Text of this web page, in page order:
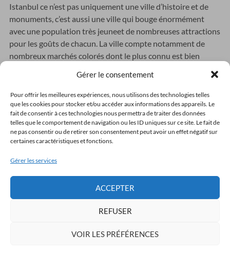
Gérer le consentement
Pour offrir les meilleures expériences, nous utilisons des technologies telles
que les cookies pour stocker et/ou accéder aux informations des appareils. Le
fait de consentir à ces technologies nous permettra de traiter des données
telles que le comportement de navigation ou les ID uniques sur ce site. Le fait de
ne pas consentir ou de retirer son consentement peut avoir un effet négatif sur
certaines caractéristiques et fonctions.
Gérer les services
ACCEPTER
REFUSER
VOIR LES PRÉFÉRENCES
Istanbul ce n’est pas uniquement une ville d’histoire et de
monuments, c’est aussi une ville qui bouge énormément
avec une population très jeuneet de nombreuses attractions
pour les goûts de chacun. La ville compte notamment de
nombreux marchés colorés dont le plus connu est bien
monde datant du XV° siècle. Plus de 4000 boutiques à votre
disposition distillant tous les charmes de l’Orient. Pour les
accros du shopping, vous pourrez également vous faire
tailler une veste en cuir sur mesure à prix défiant toute
concurrence.
croisière sur le
asiatiques.
Découvrez le temps d’un week-end cette ville bouillonnante
Actualités récentes
Suivez-noussur